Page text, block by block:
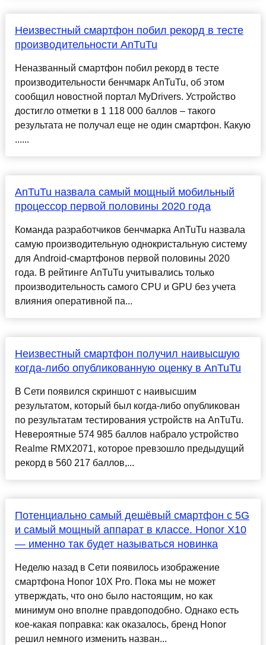
Неизвестный смартфон побил рекорд в тесте
производительности AnTuTu
Неназванный смартфон побил рекорд в тесте
производительности бенчмарк AnTuTu, об этом
сообщил новостной портал MyDrivers. Устройство
достигло отметки в 1 118 000 баллов – такого
результата не получал еще не один смартфон. Какую
......
AnTuTu назвала самый мощный мобильный
процессор первой половины 2020 года
Команда разработчиков бенчмарка AnTuTu назвала
самую производительную однокристальную систему
для Android-смартфонов первой половины 2020
года. В рейтинге AnTuTu учитывались только
производительность самого CPU и GPU без учета
влияния оперативной па...
Неизвестный смартфон получил наивысшую
когда-либо опубликованную оценку в AnTuTu
В Сети появился скриншот с наивысшим
результатом, который был когда-либо опубликован
по результатам тестирования устройств на AnTuTu.
Невероятные 574 985 баллов набрало устройство
Realme RMX2071, которое превзошло предыдущий
рекорд в 560 217 баллов,...
Потенциально самый дешёвый смартфон с 5G
и самый мощный аппарат в классе. Honor X10
— именно так будет называться новинка
Неделю назад в Сети появилось изображение
смартфона Honor 10X Pro. Пока мы не может
утверждать, что оно было настоящим, но как
минимум оно вполне правдоподобно. Однако есть
кое-какая поправка: как оказалось, бренд Honor
решил немного изменить назван...